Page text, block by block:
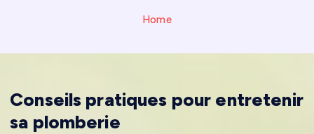
Home
Conseils pratiques pour entretenir
sa plomberie